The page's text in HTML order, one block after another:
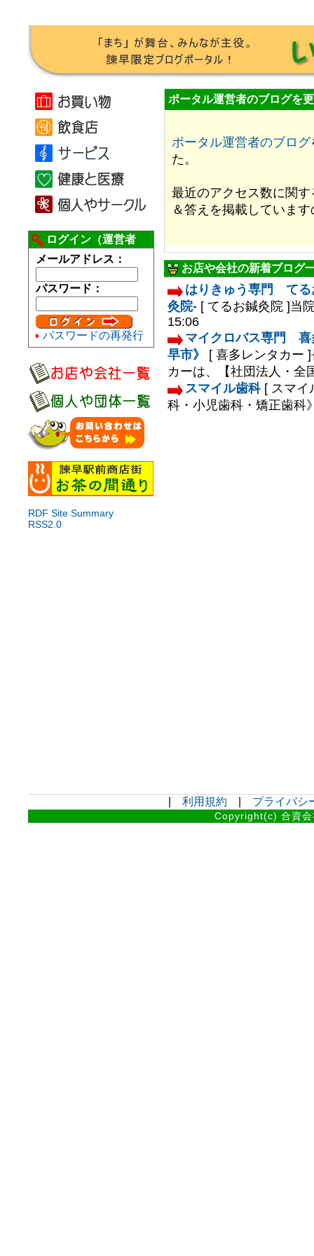
ログイン（運営者
用）
メールアドレス：
パスワード：
パスワードの再発行
RDF Site Summary
RSS2.0
ポータル運営者のブログを
ポータル運営者のブログ
た。
最近のアクセス数に関
＆答えを掲載していま
お店や会社の新着ブログ
はりきゅう専門 てる
灸院- [ てるお鍼灸院 ]当
15:06
マイクロバス専門
早市》
[ 喜多レンタカー ]
カーは、【社団法人・全
スマイル歯科 [ スマイ
科・小児歯科・矯正歯科
利用規約 プライバシ
Copyright(c) 合資